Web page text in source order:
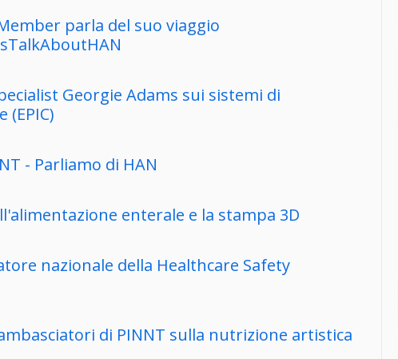
parla del suo viaggio
Georgie Adams sui sistemi di
- Parliamo di HAN
enterale e la stampa 3D
nazionale della Healthcare Safety
di PINNT sulla nutrizione artistica